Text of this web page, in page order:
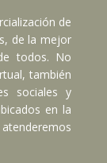
de
de la mejor
todos. No
también
sociales y
en la